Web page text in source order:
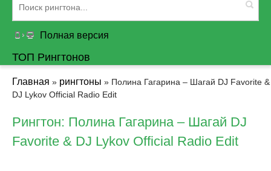
Полная версия
ТОП Рингтонов
Главная » рингтоны » Полина Гагарина – Шагай DJ Favorite &
DJ Lykov Official Radio Edit
Рингтон: Полина Гагарина – Шагай DJ
Favorite & DJ Lykov Official Radio Edit